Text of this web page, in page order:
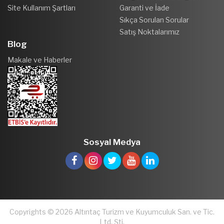
Site Kullanım Şartları
Garanti ve İade
Sıkça Sorulan Sorular
Satış Noktalarımız
Blog
Makale ve Haberler
Sosyal Medya
Copyrights © 2026 Altıntaç Turizm ve Kuyumculuk San. ve Tic.
Ltd. Şti.